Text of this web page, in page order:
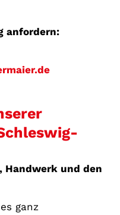
anfordern:
Handwerk und den
ganz